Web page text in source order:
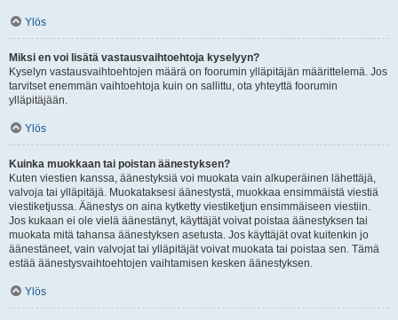
Ylös
Miksi en voi lisätä vastausvaihtoehtoja kyselyyn?
Kyselyn vastausvaihtoehtojen määrä on foorumin ylläpitäjän määrittelemä. Jos
tarvitset enemmän vaihtoehtoja kuin on sallittu, ota yhteyttä foorumin
ylläpitäjään.
Ylös
Kuinka muokkaan tai poistan äänestyksen?
Kuten viestien kanssa, äänestyksiä voi muokata vain alkuperäinen lähettäjä,
valvoja tai ylläpitäjä. Muokataksesi äänestystä, muokkaa ensimmäistä viestiä
viestiketjussa. Äänestys on aina kytketty viestiketjun ensimmäiseen viestiin.
Jos kukaan ei ole vielä äänestänyt, käyttäjät voivat poistaa äänestyksen tai
muokata mitä tahansa äänestyksen asetusta. Jos käyttäjät ovat kuitenkin jo
äänestäneet, vain valvojat tai ylläpitäjät voivat muokata tai poistaa sen. Tämä
estää äänestysvaihtoehtojen vaihtamisen kesken äänestyksen.
Ylös